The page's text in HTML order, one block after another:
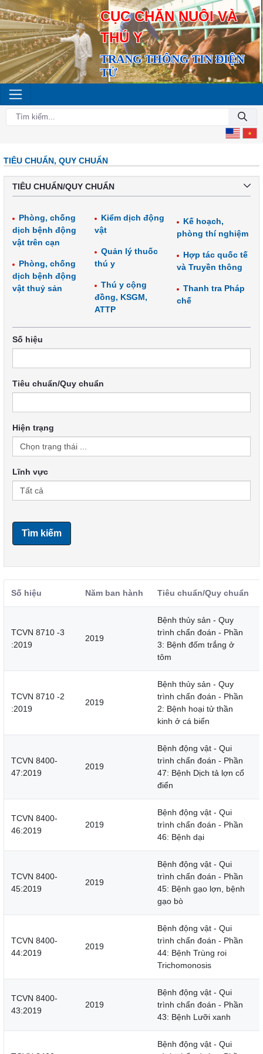
CỤC CHĂN NUÔI VÀ
THÚ Y
TRANG THÔNG TIN ĐIỆN
TỬ
TIÊU CHUẨN, QUY CHUẨN
TIÊU CHUẨN/QUY CHUẨN
Phòng, chống
dịch bệnh động
vật trên cạn
Phòng, chống
dịch bệnh động
vật thuỷ sản
Kiểm dịch động
vật
Quản lý thuốc
thú y
Thú y cộng
đồng, KSGM,
ATTP
Kế hoạch,
phòng thí nghiệm
Hợp tác quốc tế
và Truyền thông
Thanh tra Pháp
chế
Số hiệu
Tiêu chuẩn/Quy chuẩn
Hiện trạng
Lĩnh vực
Tìm kiếm
Số hiệu Năm ban hành Tiêu chuẩn/Quy chuẩn
TCVN 8710 -3
:2019
2019
Bệnh thủy sản - Quy
trình chẩn đoán - Phần
3: Bệnh đốm trắng ở
tôm
TCVN 8710 -2
:2019
2019
Bệnh thủy sản - Quy
trình chẩn đoán - Phần
2: Bệnh hoại tử thần
kinh ở cá biển
TCVN 8400-
47:2019
2019
Bệnh động vật - Qui
trình chẩn đoán - Phần
47: Bệnh Dịch tả lợn cổ
điển
TCVN 8400-
46:2019
2019
Bệnh động vật - Qui
trình chẩn đoán - Phần
46: Bệnh dại
TCVN 8400-
45:2019
2019
Bệnh động vật - Qui
trình chẩn đoán - Phần
45: Bệnh gạo lợn, bệnh
gạo bò
TCVN 8400-
44:2019
2019
Bệnh động vật - Qui
trình chẩn đoán - Phần
44: Bệnh Trùng roi
Trichomonosis
TCVN 8400-
43:2019
2019
Bệnh động vật - Qui
trình chẩn đoán - Phần
43: Bệnh Lưỡi xanh
Bệnh động vật - Qui